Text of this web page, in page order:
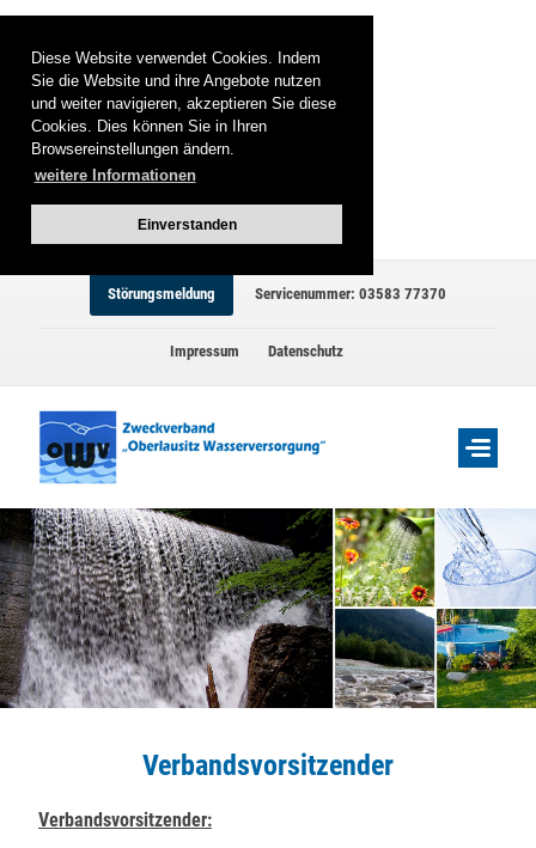
Diese Website verwendet Cookies. Indem
Sie die Website und ihre Angebote nutzen
und weiter navigieren, akzeptieren Sie diese
Cookies. Dies können Sie in Ihren
Browsereinstellungen ändern.
weitere Informationen
Einverstanden
Störungsmeldung Servicenummer: 03583 77370
Impressum Datenschutz
Verbandsvorsitzender
Verbandsvorsitzender: